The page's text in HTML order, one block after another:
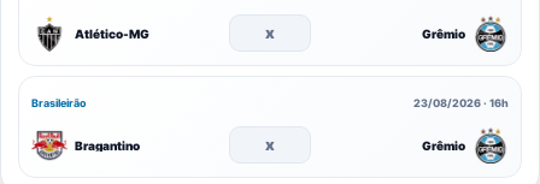
Atlético-MG x Grêmio
Brasileirão 23/08/2026 · 16h
Bragantino x Grêmio